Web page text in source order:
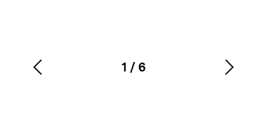
Karussellinhalt
1
von
/ 6
Vorherigen